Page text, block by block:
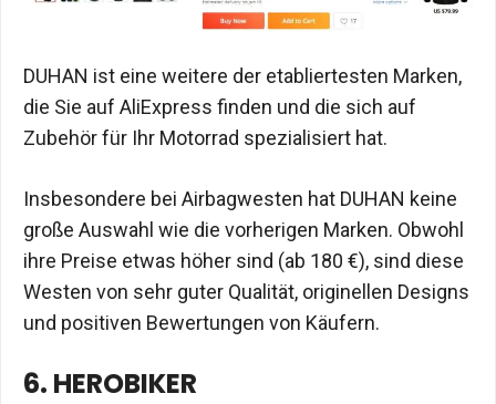
DUHAN ist eine weitere der etabliertesten Marken,
die Sie auf AliExpress finden und die sich auf
Zubehör für Ihr Motorrad spezialisiert hat.
Insbesondere bei Airbagwesten hat DUHAN keine
große Auswahl wie die vorherigen Marken. Obwohl
ihre Preise etwas höher sind (ab 180 €), sind diese
Westen von sehr guter Qualität, originellen Designs
und positiven Bewertungen von Käufern.
6. HEROBIKER